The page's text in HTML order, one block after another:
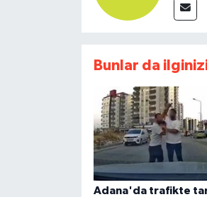
Bunlar da
Adana'da trafikte